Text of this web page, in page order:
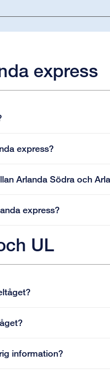
express
express?
Arlanda Södra och
express?
UL
information?